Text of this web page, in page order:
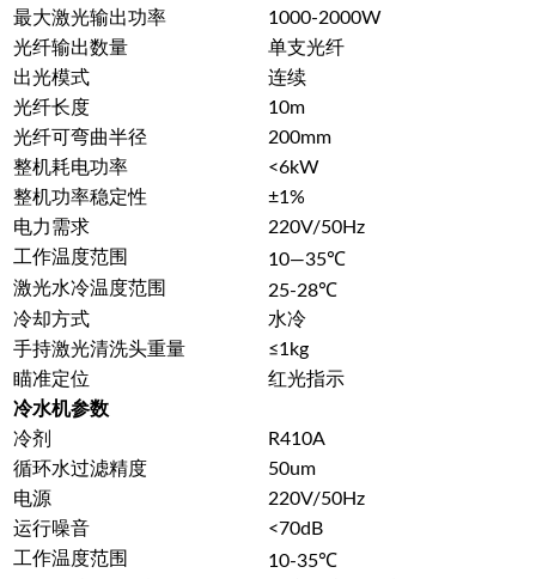
最大激光输出功率
1000-2000W
光纤输出数量
单支光纤
出光模式
连续
光纤长度
10m
光纤可弯曲半径
200mm
整机耗电功率
<6kW
整机功率稳定性
±1%
电力需求
220V/50Hz
工作温度范围
10—35℃
激光水冷温度范围
25-28℃
冷却方式
水冷
手持激光清洗头重量
≤1kg
瞄准定位
红光指示
冷水机参数
冷剂
R410A
循环水过滤精度
50um
电源
220V/50Hz
运行噪音
<70dB
工作温度范围
10-35℃